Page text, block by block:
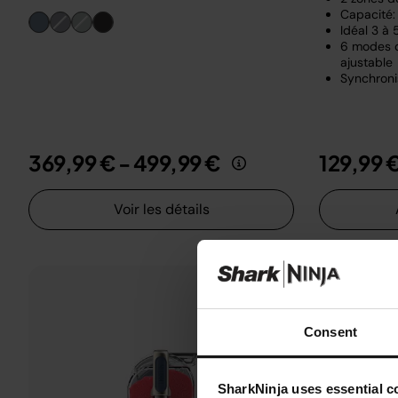
Consent
SharkNinja uses essential
369,99 € - 499,99 €
Voir les détails
Idéal 3 à
6 modes
ajustable
129,99